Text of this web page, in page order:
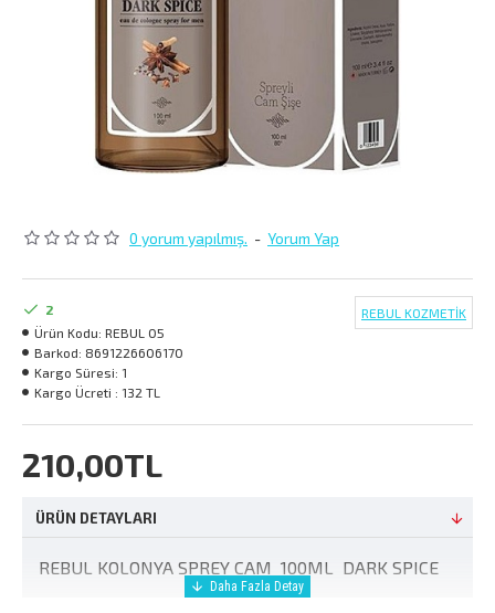
0 yorum yapılmış. - Yorum Yap
210,00TL
2
Ürün Kodu: REBUL 05
Barkod: 8691226606170
Kargo Süresi: 1
Kargo Ücreti : 132 TL
REBUL KOZMETİK
ÜRÜN DETAYLARI
REBUL KOLONYA SPREY CAM 100ML DARK SPICE